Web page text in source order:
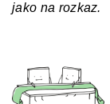
jako na rozkaz.